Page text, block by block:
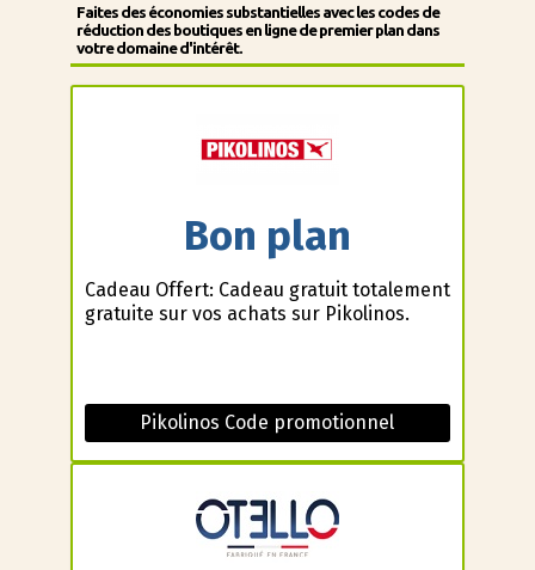
Faites des économies substantielles avec les codes de
réduction des boutiques en ligne de premier plan dans
votre domaine d'intérêt.
Bon plan
Cadeau Offert: Cadeau gratuit totalement
gratuite sur vos achats sur Pikolinos.
Pikolinos Code promotionnel